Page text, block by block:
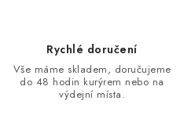
Rychlé doručení
Vše máme skladem, doručujeme
do 48 hodin kurýrem nebo na
výdejní místa.